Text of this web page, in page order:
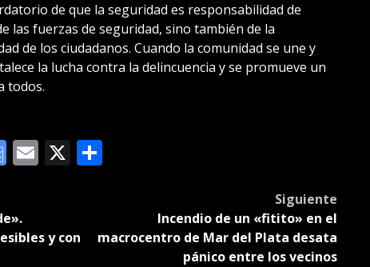
de que la seguridad es responsabilidad de
las fuerzas de seguridad, sino también de la
de los ciudadanos. Cuando la comunidad se une y
la lucha contra la delincuencia y se promueve un
todos.
Google
Email
X Compartir
y con
Siguiente
Incendio de un «fitito» en el
macrocentro de Mar del Plata desata
pánico entre los vecinos